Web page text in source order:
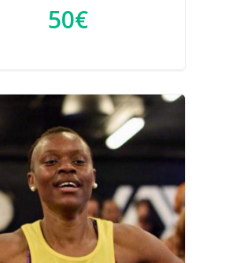
50€